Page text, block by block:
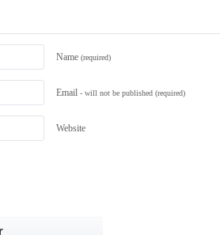
Name (required)
Email - will not be published (required)
Website